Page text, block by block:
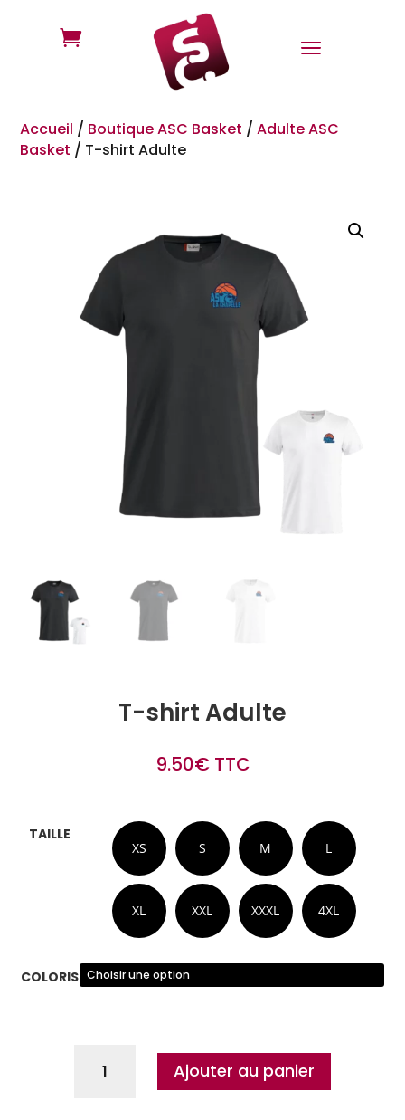

Accueil / Boutique ASC Basket /Adulte ASC
Basket / T-shirt Adulte
T-shirt Adulte
9.50€ TTC
TAILLE
XS S M L
XL XXL XXXL 4XL
COLORIS
Ajouter au panier